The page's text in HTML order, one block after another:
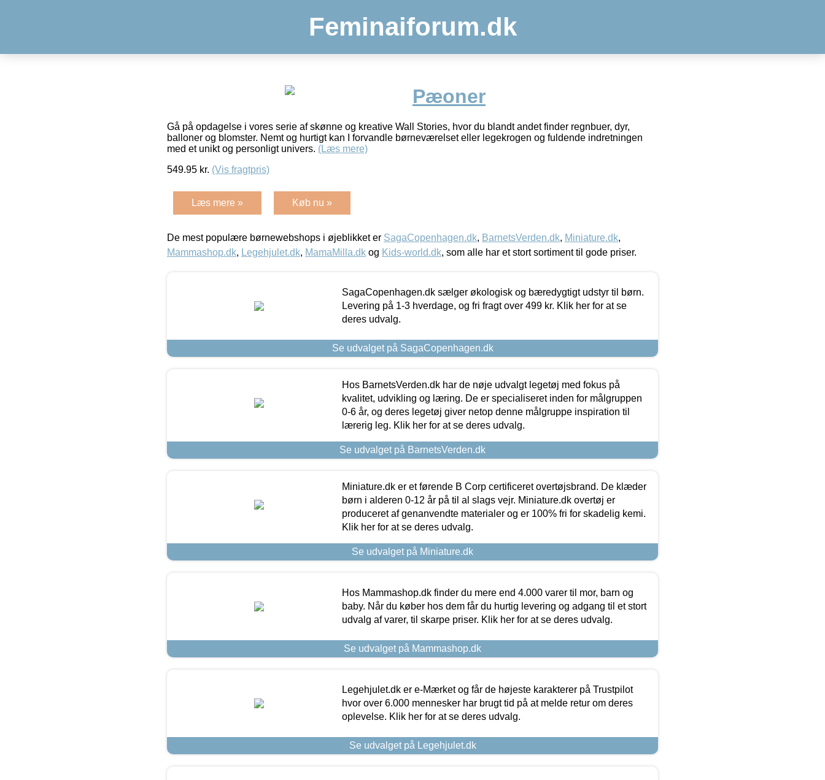
Feminaiforum.dk
Pæoner
Gå på opdagelse i vores serie af skønne og kreative Wall Stories, hvor du blandt andet finder regnbuer, dyr,
balloner og blomster. Nemt og hurtigt kan I forvandle børneværelset eller legekrogen og fuldende indretningen
med et unikt og personligt univers. (Læs mere)
549.95 kr. (Vis fragtpris)
Læs mere » Køb nu »
De mest populære børnewebshops i øjeblikket er SagaCopenhagen.dk, BarnetsVerden.dk, Miniature.dk,
Mammashop.dk, Legehjulet.dk, MamaMilla.dk og Kids-world.dk, som alle har et stort sortiment til gode priser.
SagaCopenhagen.dk sælger økologisk og bæredygtigt udstyr til børn.
Levering på 1-3 hverdage, og fri fragt over 499 kr. Klik her for at se
deres udvalg.
Se udvalget på SagaCopenhagen.dk
Hos BarnetsVerden.dk har de nøje udvalgt legetøj med fokus på
kvalitet, udvikling og læring. De er specialiseret inden for målgruppen
0-6 år, og deres legetøj giver netop denne målgruppe inspiration til
lærerig leg. Klik her for at se deres udvalg.
Se udvalget på BarnetsVerden.dk
Miniature.dk er et førende B Corp certificeret overtøjsbrand. De klæder
børn i alderen 0-12 år på til al slags vejr. Miniature.dk overtøj er
produceret af genanvendte materialer og er 100% fri for skadelig kemi.
Klik her for at se deres udvalg.
Se udvalget på Miniature.dk
Hos Mammashop.dk finder du mere end 4.000 varer til mor, barn og
baby. Når du køber hos dem får du hurtig levering og adgang til et stort
udvalg af varer, til skarpe priser. Klik her for at se deres udvalg.
Se udvalget på Mammashop.dk
Legehjulet.dk er e-Mærket og får de højeste karakterer på Trustpilot
hvor over 6.000 mennesker har brugt tid på at melde retur om deres
oplevelse. Klik her for at se deres udvalg.
Se udvalget på Legehjulet.dk